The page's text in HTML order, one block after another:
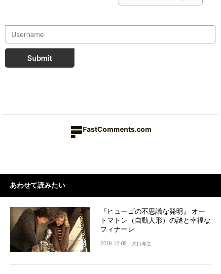
Submit
FastComments.com
あわせて読みたい
『ヒューゴの不思議な発明』 オー
トマトン（自動人形）の謎と幸福な
フィナーレ
2018.12.05 大口孝之